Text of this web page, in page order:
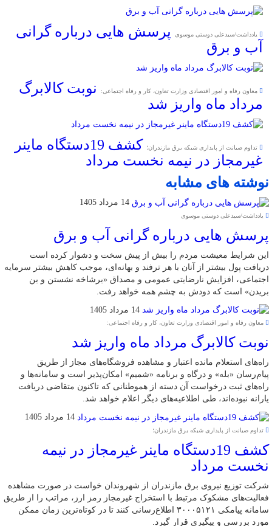
یادداشت/سیدعلی دوستی موسوی
پرسش هایی درباره گرانی
آب و برق
معاون رفاه و امور اقتصادی وزارت تعاون، کار و رفاه اجتماعی:
نوبت کالابرگ
مرداد ماه واریز شد
تداوم صیانت از پایداری شبکه برق مازندران؛
کشف 19دستگاه ماینر
غیرمجاز در نیمه نخست مرداد
نوشته های مشابه
14 مرداد 1405
یادداشت/سیدعلی دوستی موسوی
پرسش هایی درباره گرانی آب و برق
این شرایط معیشت مردم را بیش از پیش سخت و دشوار کرده است
دریافت پول بیشتر از آنان با هر ترفند و بهانه‌ای، موجب کاهش بیشتر سرمایه
اجتماعی، افزایش نارضایتی عمومی و مصداق «برشاخه نشستن و بن
بریدن» است که دودش به چشم همه خواهد رفت.
14 مرداد 1405
معاون رفاه و امور اقتصادی وزارت تعاون، کار و رفاه اجتماعی:
نوبت کالابرگ مرداد ماه واریز شد
راه‌های استعلام مانده اعتبار و مشاهده فروشگاه‌های مجاز از طریق
پیام‌رسان «بله» و درگاه و برنامه «شمیم» امکان‌پذیر است و سامانه‌ها و
راه‌های ثبت درخواست آن دسته از هموطنانی که تاکنون متقاضی دریافت
یارانه نبوده‌اند، طی اطلاعیه‌های دیگر اعلام خواهد شد.
14 مرداد 1405
تداوم صیانت از پایداری شبکه برق مازندران؛
کشف 19دستگاه ماینر غیرمجاز در نیمه
نخست مرداد
شرکت توزیع نیروی برق مازندران از شهروندان خواست در صورت مشاهده
فعالیت‌های مشکوک مرتبط با استخراج غیرمجاز رمز ارز، مراتب را از طریق
سامانه پیامکی ۳۰۰۰۵۱۲۱ اطلاع‌رسانی کنند تا در کوتاه‌ترین زمان ممکن
مورد بررسی و پیگیری قرار گیرد.